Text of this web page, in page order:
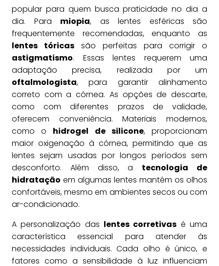
popular para quem busca praticidade no dia a
dia. Para miopia, as lentes esféricas são
frequentemente recomendadas, enquanto as
lentes tóricas são perfeitas para corrigir o
astigmatismo. Essas lentes requerem uma
adaptação precisa, realizada por um
oftalmologista, para garantir alinhamento
correto com a córnea. As opções de descarte,
como com diferentes prazos de validade,
oferecem conveniência. Materiais modernos,
como o hidrogel de silicone, proporcionam
maior oxigenação à córnea, permitindo que as
lentes sejam usadas por longos períodos sem
desconforto. Além disso, a tecnologia de
hidratação em algumas lentes mantém os olhos
confortáveis, mesmo em ambientes secos ou com
ar-condicionado.
A personalização das lentes corretivas é uma
característica essencial para atender às
necessidades individuais. Cada olho é único, e
fatores como a sensibilidade à luz influenciam